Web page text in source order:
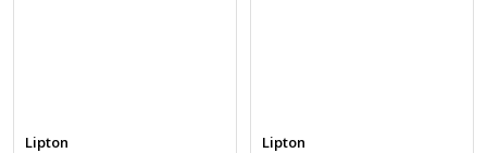
Lipton
Lipton